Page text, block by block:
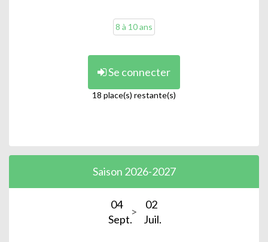
8 à 10 ans
Se connecter
18 place(s) restante(s)
Saison 2026-2027
04
Sept.
02
Juil.